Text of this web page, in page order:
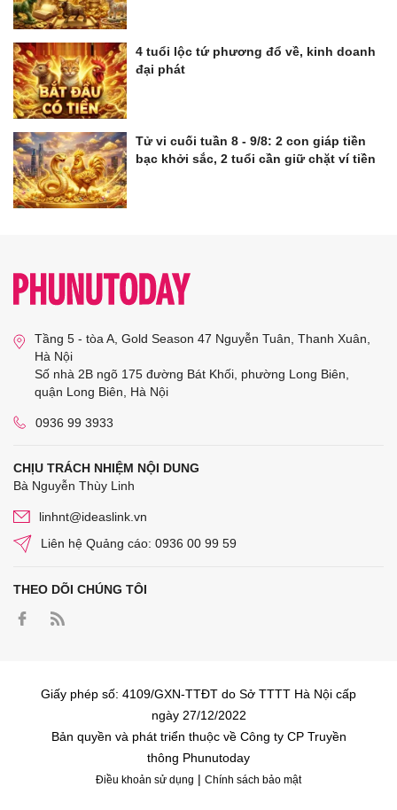
4 tuổi lộc tứ phương đổ về, kinh doanh
đại phát
Tử vi cuối tuần 8 - 9/8: 2 con giáp tiền
bạc khởi sắc, 2 tuổi cần giữ chặt ví tiền
Tầng 5 - tòa A, Gold Season 47 Nguyễn Tuân, Thanh Xuân,
Hà Nội
Số nhà 2B ngõ 175 đường Bát Khối, phường Long Biên,
quận Long Biên, Hà Nội
0936 99 3933
CHỊU TRÁCH NHIỆM NỘI DUNG
Bà Nguyễn Thùy Linh
linhnt@ideaslink.vn
Liên hệ Quảng cáo: 0936 00 99 59
THEO DÕI CHÚNG TÔI
Giấy phép số: 4109/GXN-TTĐT do Sở TTTT Hà Nội cấp
ngày 27/12/2022
Bản quyền và phát triển thuộc về Công ty CP Truyền
thông Phunutoday
Điều khoản sử dụng | Chính sách bảo mật